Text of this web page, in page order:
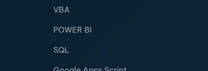
VBA
POWER BI
SQL